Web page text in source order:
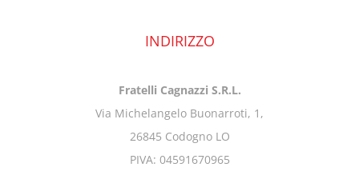
INDIRIZZO
Fratelli Cagnazzi S.R.L.
Via Michelangelo Buonarroti, 1,
26845 Codogno LO
PIVA: 04591670965